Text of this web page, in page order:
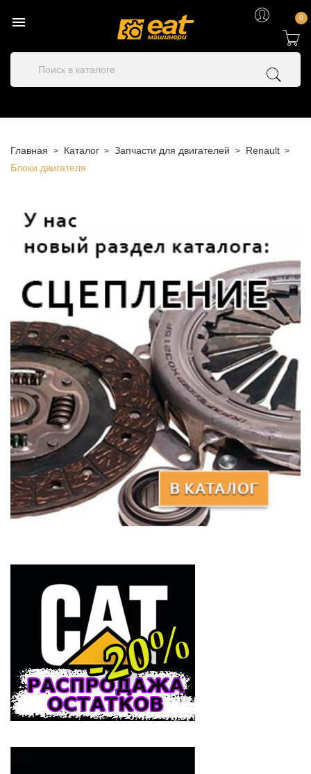
 0
Главная Каталог Запчасти для двигателей
Renault
Блоки двигателя